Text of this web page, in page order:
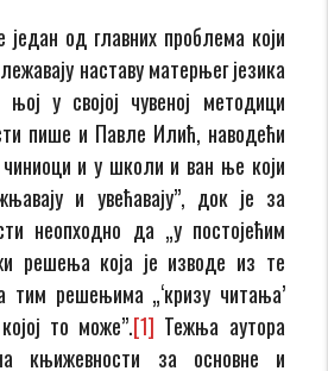
један од главних проблема који
наставу матерњег језика
у својој чувеној методици
пише и Павле Илић, наводећи
чиниоци и у школи и ван ње који
и увећавају”, док је за
неопходно да „у постојећим
решења која је изводе из те
тим решењима „‘кризу читања’
то може”.[1] Тежња аутора
књижевности за основне и